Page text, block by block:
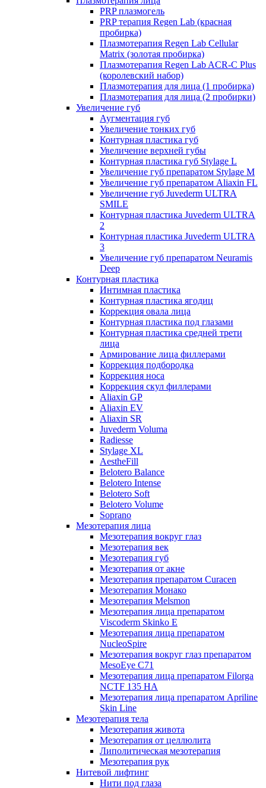
PRP плазмогель
PRP терапия Regen Lab (красная
пробирка)
Плазмотерапия Regen Lab Cellular
Matrix (золотая пробирка)
Плазмотерапия Regen Lab ACR-C Plus
(королевский набор)
Плазмотерапия для лица (1 пробирка)
Плазмотерапия для лица (2 пробирки)
Увеличение губ
Аугментация губ
Увеличение тонких губ
Контурная пластика губ
Увеличение верхней губы
Контурная пластика губ Stylage L
Увеличение губ препаратом Stylage M
Увеличение губ препаратом Aliaxin FL
Увеличение губ Juvederm ULTRA
SMILE
Контурная пластика Juvederm ULTRA
2
Контурная пластика Juvederm ULTRA
3
Увеличение губ препаратом Neuramis
Deep
Контурная пластика
Интимная пластика
Контурная пластика ягодиц
Коррекция овала лица
Контурная пластика под глазами
Контурная пластика средней трети
лица
Армирование лица филлерами
Коррекция подбородка
Коррекция носа
Коррекция скул филлерами
Aliaxin GP
Aliaxin EV
Aliaxin SR
Juvederm Voluma
Radiesse
Stylage XL
AestheFill
Belotero Balance
Belotero Intense
Belotero Soft
Belotero Volume
Soprano
Мезотерапия лица
Мезотерапия вокруг глаз
Мезотерапия век
Мезотерапия губ
Мезотерапия от акне
Мезотерапия препаратом Curacen
Мезотерапия Монако
Мезотерапия Melsmon
Мезотерапия лица препаратом
Viscoderm Skinko E
Мезотерапия лица препаратом
NucleoSpire
Мезотерапия вокруг глаз препаратом
MesoEye С71
Мезотерапия лица препаратом Filorga
NCTF 135 HA
Мезотерапия лица препаратом Apriline
Skin Line
Мезотерапия тела
Мезотерапия живота
Мезотерапия от целлюлита
Липолитическая мезотерапия
Мезотерапия рук
Нитевой лифтинг
Нити под глаза